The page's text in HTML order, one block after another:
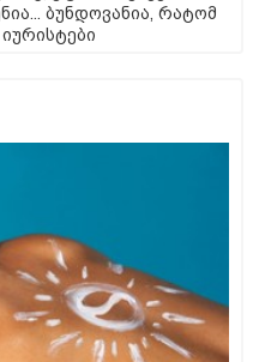
ბუნდოვანია, რატომ